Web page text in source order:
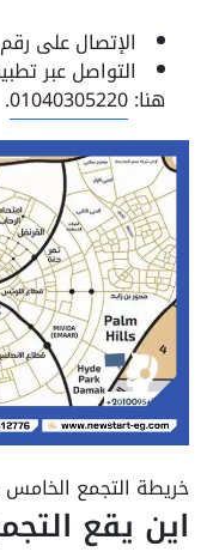
الإتصال على
التواصل عبر
هنا:01040305220
.
خريطة التجمع الخامس
اين يقع